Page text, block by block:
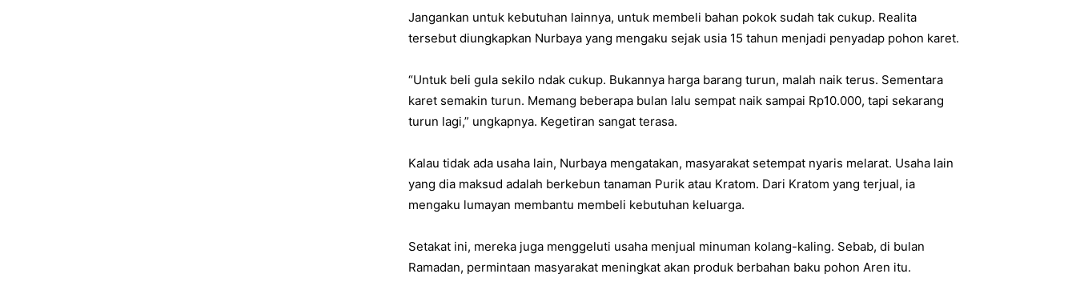
Jangankan untuk kebutuhan lainnya, untuk membeli bahan pokok sudah tak cukup. Realita
tersebut diungkapkan Nurbaya yang mengaku sejak usia 15 tahun menjadi penyadap pohon karet.
“Untuk beli gula sekilo ndak cukup. Bukannya harga barang turun, malah naik terus. Sementara
karet semakin turun. Memang beberapa bulan lalu sempat naik sampai Rp10.000, tapi sekarang
turun lagi,” ungkapnya. Kegetiran sangat terasa.
Kalau tidak ada usaha lain, Nurbaya mengatakan, masyarakat setempat nyaris melarat. Usaha lain
yang dia maksud adalah berkebun tanaman Purik atau Kratom. Dari Kratom yang terjual, ia
mengaku lumayan membantu membeli kebutuhan keluarga.
Setakat ini, mereka juga menggeluti usaha menjual minuman kolang-kaling. Sebab, di bulan
Ramadan, permintaan masyarakat meningkat akan produk berbahan baku pohon Aren itu.